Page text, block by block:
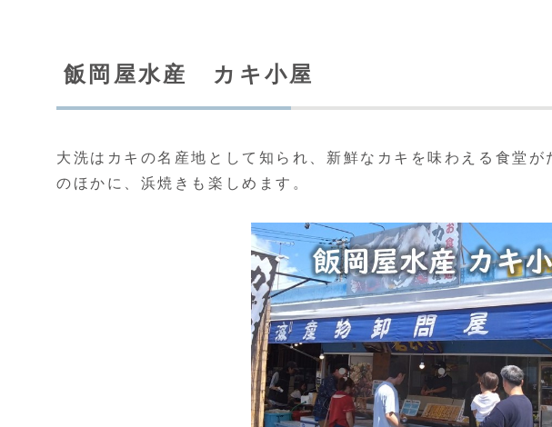
飯岡屋水産 カキ小屋
大洗はカキの名産地として知られ、新鮮なカキを味わえる食堂
のほかに、浜焼きも楽しめます。